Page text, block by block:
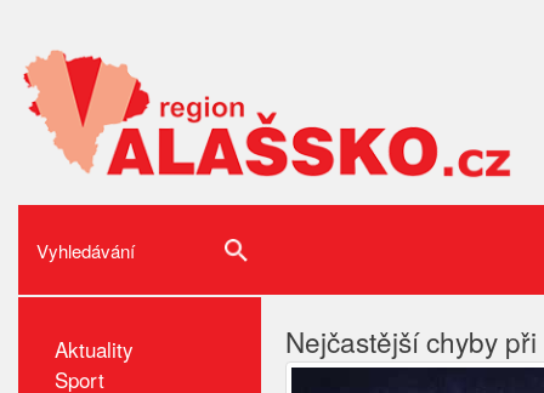
Aktuality
Sport
Nejčastější chyby